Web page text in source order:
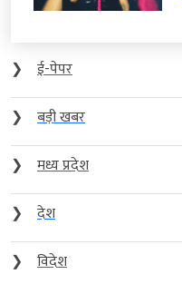
❯
ई-पेपर
❯
बड़ी खबर
❯
मध्य प्रदेश
❯
देश
❯
विदेश